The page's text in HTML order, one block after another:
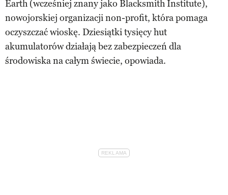
Earth (wcześniej znany jako Blacksmith Institute),
nowojorskiej organizacji non-profit, która pomaga
oczyszczać wioskę. Dziesiątki tysięcy hut
akumulatorów działają bez zabezpieczeń dla
środowiska na całym świecie, opowiada.